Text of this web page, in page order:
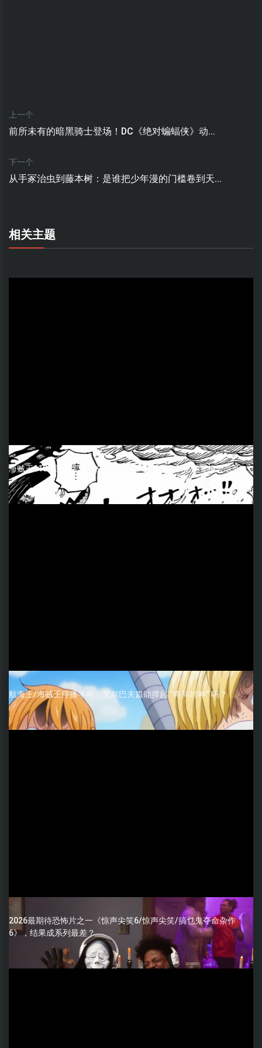
上一个
前所未有的暗黑骑士登场！DC《绝对蝙蝠侠》动...
下一个
从手冢治虫到藤本树：是谁把少年漫的门槛卷到天...
相关主题
海贼王1183话：巨人族的战神道山登场，尼卡和尼德霍格会战死
航海王/海贼王停播半年，艾尔巴夫篇能撑起 “终局封神” 吗？
2026最期待恐怖片之一《惊声尖笑6/惊声尖笑/搞乜鬼夺命杂作
6》，结果成系列最差？